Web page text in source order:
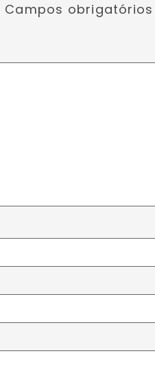
Campos obrigatórios